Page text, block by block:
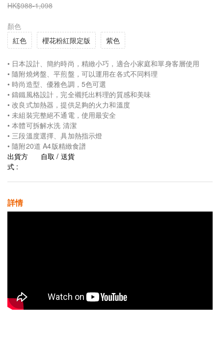
HK$988-1,098
顏色
紅色
櫻花粉紅限定版 紫色
• 日本設計、簡約時尚，精緻小巧，適合小家庭和單身客層使用
• 隨附燒烤盤、平煎盤，可以運用在各式不同料理
• 時尚造型、優雅色調，5色可選
• 鑄鐵風格設計，完全襯托出料理的質感和美味
• 改良式加熱器，提供足夠的火力和溫度
• 未組裝完整絕不通電，使用最安全
• 本體可拆解水洗 清潔
• 三段溫度選擇、具加熱指示燈
• 隨附20道 A4版精緻食譜
出貨方
式 :
自取 / 送貨
詳情